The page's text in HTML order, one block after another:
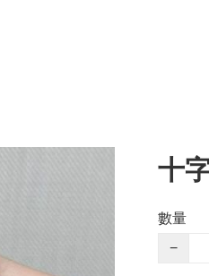
十
數量
−